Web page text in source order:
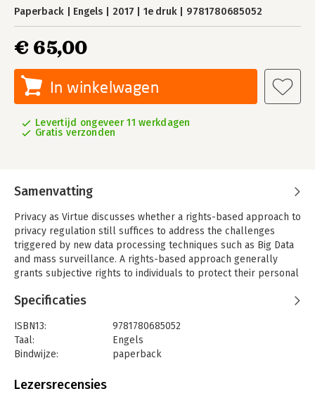
Paperback Engels 2017 1e druk 9781780685052
€ 65,00
In winkelwagen
Levertijd ongeveer 11 werkdagen
Gratis verzonden
Samenvatting
Privacy as Virtue discusses whether a rights-based approach to
privacy regulation still suffices to address the challenges
triggered by new data processing techniques such as Big Data
and mass surveillance. A rights-based approach generally
grants subjective rights to individuals to protect their personal
often transcend the individual and their interests.
Virtue ethics is used to reflect on this problem and open up
new ways of thinking. A virtuous agent not only respects the
rights and interests of others, but also has a broader duty to
citizens, to companies such as Apple, Google and Facebook
Specificaties
ISBN13:
9781780685052
Taal:
Engels
Bindwijze:
paperback
Uitgever:
Lezersrecensies